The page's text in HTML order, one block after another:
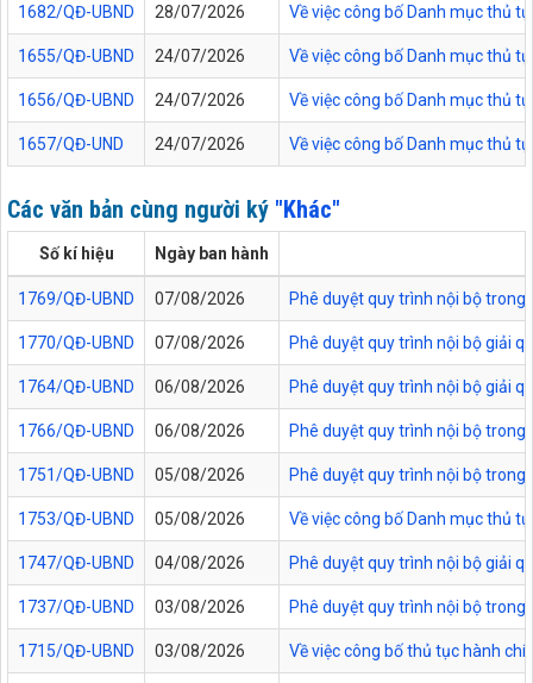
1682/QĐ-UBND 28/07/2026 Về việc công bố Danh mục thủ
1655/QĐ-UBND 24/07/2026 Về việc công bố Danh mục thủ
1656/QĐ-UBND 24/07/2026 Về việc công bố Danh mục thủ
1657/QĐ-UND 24/07/2026 Về việc công bố Danh mục thủ
Các văn bản cùng người ký "Khác"
Số kí hiệu Ngày ban hành
1769/QĐ-UBND 07/08/2026 Phê duyệt quy trình nội bộ
1770/QĐ-UBND 07/08/2026 Phê duyệt quy trình nội bộ giải
1764/QĐ-UBND 06/08/2026 Phê duyệt quy trình nội bộ giải
1766/QĐ-UBND 06/08/2026 Phê duyệt quy trình nội bộ trong
1751/QĐ-UBND 05/08/2026 Phê duyệt quy trình nội bộ
1753/QĐ-UBND 05/08/2026 Về việc công bố Danh mục thủ
1747/QĐ-UBND 04/08/2026 Phê duyệt quy trình nội bộ giải
1737/QĐ-UBND 03/08/2026 Phê duyệt quy trình nội bộ
1715/QĐ-UBND 03/08/2026 Về việc công bố thủ tục hành